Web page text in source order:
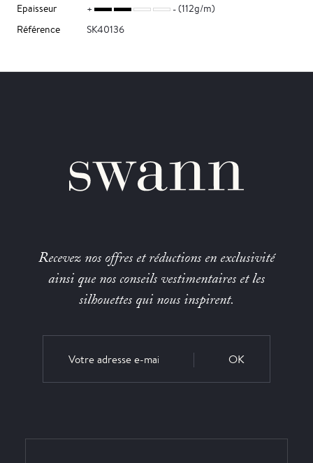
Epaisseur
(112g/m)
Référence
SK40136
Recevez nos offres et réductions en exclusivité
ainsi que nos conseils vestimentaires et les
silhouettes qui nous inspirent.
OK